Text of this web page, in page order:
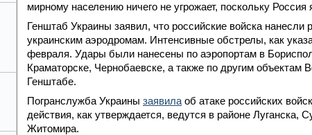
мирному населению ничего не угрожает, поскольку
Генштаб Украины заявил, что российские войска
украинским аэродромам. Интенсивные обстрелы, как
февраля. Удары были нанесены по аэропортам в
Краматорске, Чернобаевске, а также по другим объектам
Генштабе.
Погранслужба Украины заявила об атаке российских
действия, как утверждается, ведутся в районе Луганска,
Житомира.